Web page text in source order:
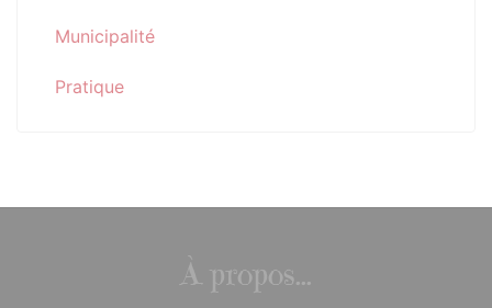
Municipalité
Pratique
À propos...